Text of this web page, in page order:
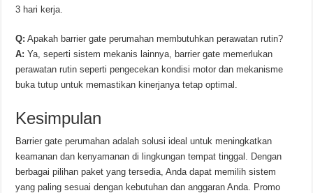
3 hari kerja.
Q: Apakah barrier gate perumahan membutuhkan perawatan rutin?
A: Ya, seperti sistem mekanis lainnya, barrier gate memerlukan
perawatan rutin seperti pengecekan kondisi motor dan mekanisme
buka tutup untuk memastikan kinerjanya tetap optimal.
Kesimpulan
Barrier gate perumahan adalah solusi ideal untuk meningkatkan
keamanan dan kenyamanan di lingkungan tempat tinggal. Dengan
berbagai pilihan paket yang tersedia, Anda dapat memilih sistem
yang paling sesuai dengan kebutuhan dan anggaran Anda. Promo